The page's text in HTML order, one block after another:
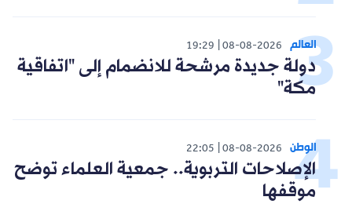
العالم 08-08-2026
19:29
دولة جديدة مرشحة للانضمام إلى "اتفاقية
مكة"
الوطن 08-08-2026
22:05
الإصلاحات التربوية.. جمعية العلماء توضح
موقفها